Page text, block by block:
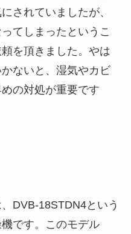
されていましたが、
てしまったというこ
を頂きました。やは
ないと、湿気やカビ
の対処が重要です
DVB-18STDN4という
です。このモデル